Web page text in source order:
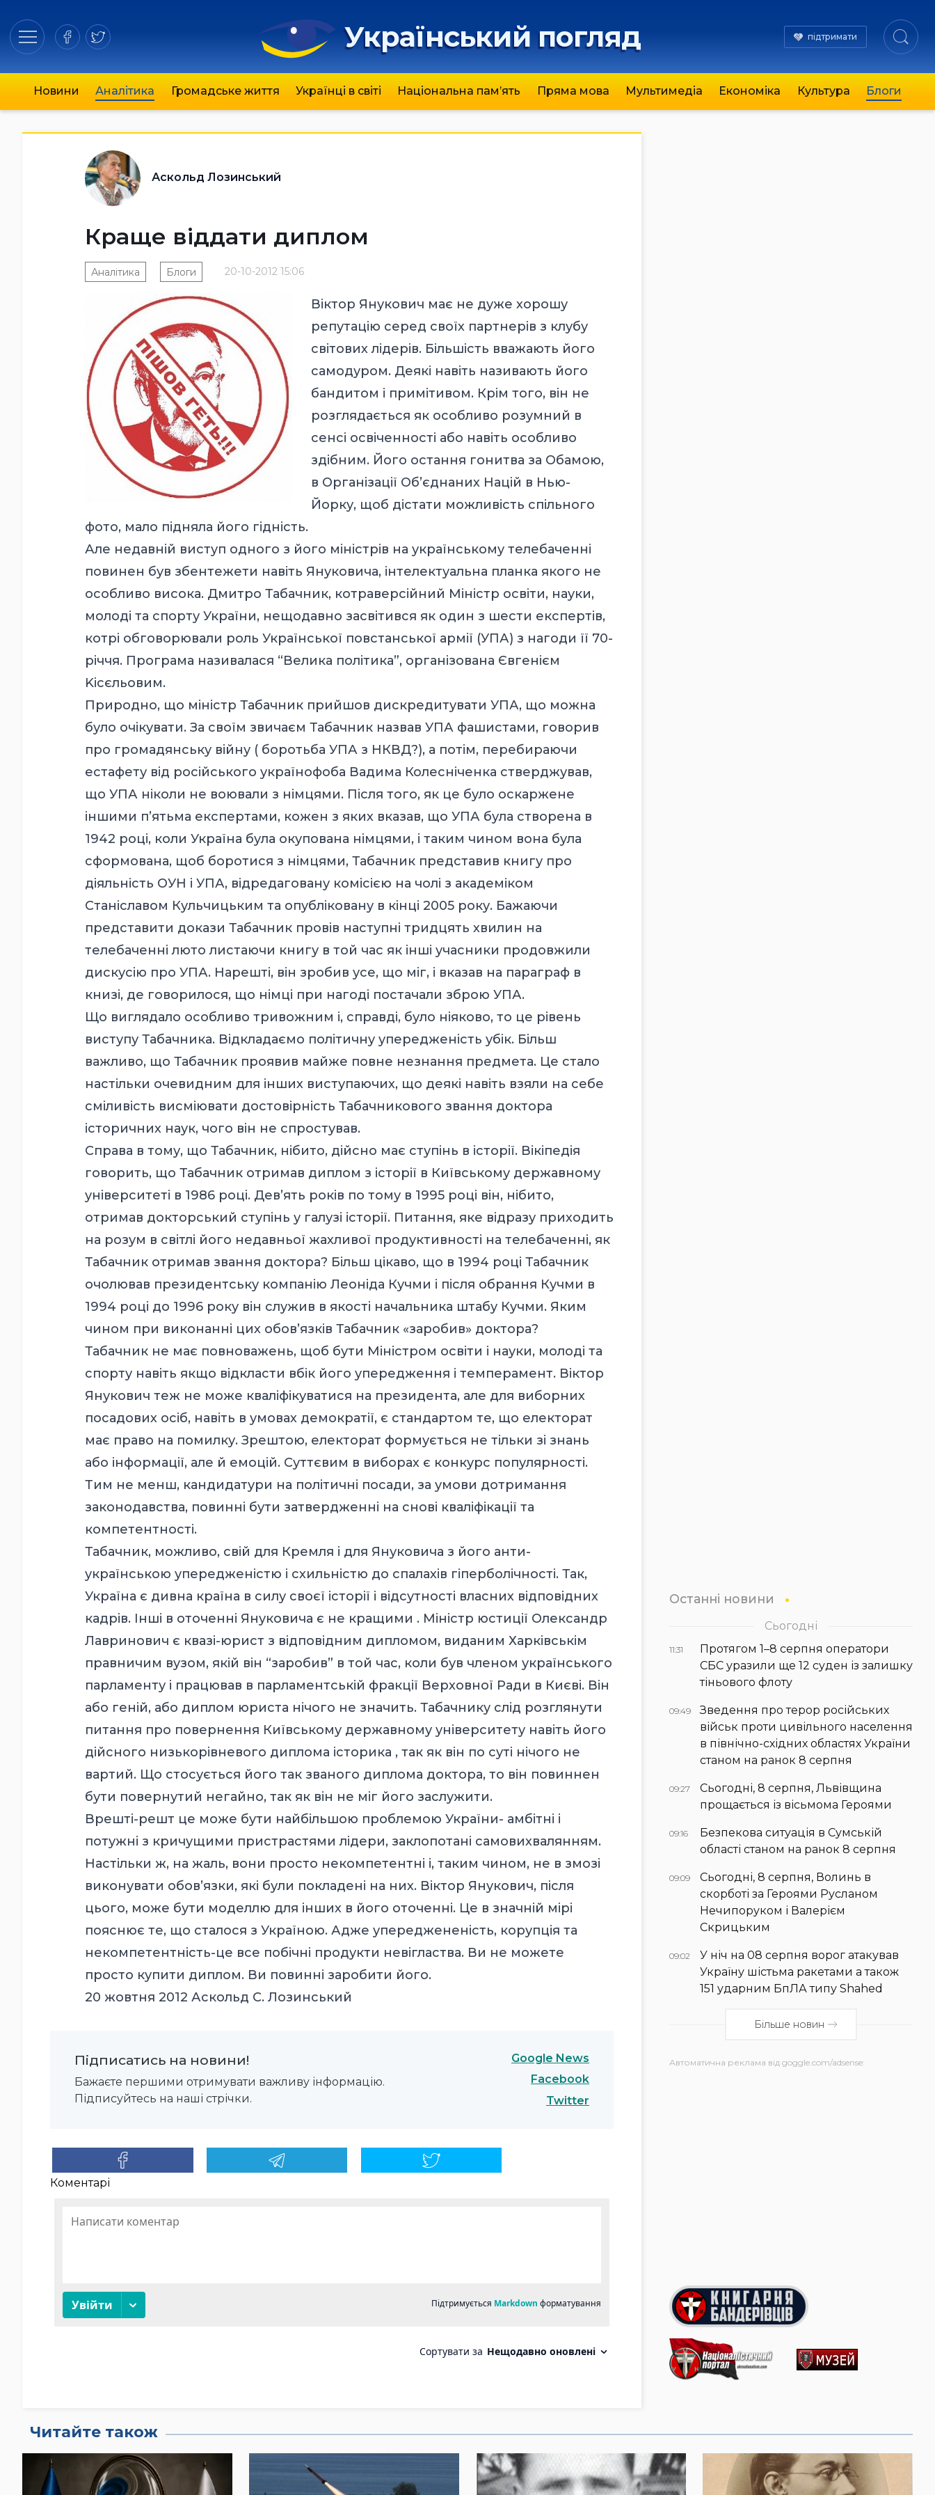
Український погляд підтримати
Новини Аналітика Громадське життя Українці в світі Національна пам’ять Пряма мова Мультимедіа Економіка Культура Блоги
Аскольд Лозинський
Краще віддати диплом
20-10-2012 15:06
Аналітика Блоги
Віктор Янукович має не дуже хорошу
репутацію серед своїх партнерів з клубу
світових лідерів. Більшість вважають його
самодуром. Деякі навіть називають його
бандитом і примітивом. Крім того, він не
розглядається як особливо розумний в
сенсі освіченності або навіть особливо
здібним. Його остання гонитва за Обамою,
в Організації Об’єднаних Націй в Нью-
Йорку, щоб дістати можливість спільного
фото, мало підняла його гідність.
Але недавній виступ одного з його міністрів на українському телебаченні
повинен був збентежети навіть Януковича, інтелектуальна планка якого не
особливо висока. Дмитро Табачник, котраверсійний Міністр освіти, науки,
молоді та спорту України, нещодавно засвітився як один з шести експертів,
котрі обговорювали роль Української повстанської армії (УПА) з нагоди її 70-
річчя. Програма називалася “Велика політика”, організована Євгенієм
Kісєльовим.
Природно, що міністр Табачник прийшов дискредитувати УПА, що можна
було очікувати. За своїм звичаєм Табачник назвав УПА фашистами, говорив
про громадянську війну ( боротьба УПА з НКВД?), а потім, перебираючи
естафету від російського українофоба Вадима Колесніченка стверджував,
що УПА ніколи не воювали з німцями. Після того, як це було оскаржене
іншими п’ятьма експертами, кожен з яких вказав, що УПА була створена в
1942 році, коли Україна була окупована німцями, і таким чином вона була
сформована, щоб боротися з німцями, Табачник представив книгу про
діяльність ОУН і УПА, відредаговану комісією на чолі з академіком
Станіславом Кульчицьким та опубліковану в кінці 2005 року. Бажаючи
представити докази Табачник провів наступні тридцять хвилин на
телебаченні люто листаючи книгу в той час як інші учасники продовжили
дискусію про УПА. Нарешті, він зробив усе, що міг, і вказав на параграф в
книзі, де говорилося, що німці при нагоді постачали зброю УПА.
Що виглядало особливо тривожним і, справді, було ніяково, то це рівень
виступу Табачника. Відкладаємо політичну упередженість убік. Більш
важливо, що Табачник проявив майже повне незнання предмета. Це стало
настільки очевидним для інших виступаючих, що деякі навіть взяли на себе
сміливість висміювати достовірність Табачникового звання доктора
історичних наук, чого він не спростував.
Справа в тому, що Табачник, нібито, дійсно має ступінь в історії. Вікіпедія
говорить, що Табачник отримав диплом з історії в Київському державному
університеті в 1986 році. Дев’ять років по тому в 1995 році він, нібито,
отримав докторський ступінь у галузі історії. Питання, яке відразу приходить
на розум в світлі його недавньої жахливої продуктивності на телебаченні, як
Табачник отримав звання доктора? Більш цікаво, що в 1994 році Табачник
очолював президентську компанію Леоніда Кучми і після обрання Кучми в
1994 році до 1996 року він служив в якості начальника штабу Кучми. Яким
чином при виконанні цих обов’язків Табачник «заробив» доктора?
Табачник не має повноважень, щоб бути Міністром освіти і науки, молоді та
спорту навіть якщо відкласти вбік його упередження і темперамент. Віктор
Янукович теж не може кваліфікуватися на президента, але для виборних
посадових осіб, навіть в умовах демократії, є стандартом те, що електорат
має право на помилку. Зрештою, електорат формується не тільки зі знань
або інформації, але й емоцій. Суттєвим в виборах є конкурс популярності.
Тим не менш, кандидатури на політичні посади, за умови дотримання
законодавства, повинні бути затвердженні на снові кваліфікації та
компетентності.
Табачник, можливо, свій для Кремля і для Януковича з його анти-
українською упередженістю і схильністю до спалахів гіперболічності. Так,
Україна є дивна країна в силу своєї історії і відсутності власних відповідних
кадрів. Інші в оточенні Януковича є не кращими . Міністр юстиції Олександр
Лавринович є квазі-юрист з відповідним дипломом, виданим Харківськім
правничим вузом, якій він “заробив” в той час, коли був членом українського
парламенту і працював в парламентській фракції Верховної Ради в Києві. Він
або геній, або диплом юриста нічого не значить. Табачнику слід розглянути
питання про повернення Київському державному університету навіть його
дійсного низькорівневого диплома історика , так як він по суті нічого не
вартий. Що стосується його так званого диплома доктора, то він повиннен
бути повернутий негайно, так як він не міг його заслужити.
Врешті-решт це може бути найбільшою проблемою України- амбітні і
потужні з кричущими пристрастями лідери, заклопотані самовихвалянням.
Настільки ж, на жаль, вони просто некомпетентні і, таким чином, не в змозі
виконувати обов’язки, які були покладені на них. Віктор Янукович, після
цього, може бути моделлю для інших в його оточенні. Це в значній мірі
пояснює те, що сталося з Україною. Адже упереджененість, корупція та
некомпетентність-це все побічні продукти невігластва. Ви не можете
просто купити диплом. Ви повинні заробити його.
20 жовтня 2012 Аскольд С. Лозинський
Підписатись на новини!
Бажаєте першими отримувати важливу інформацію.
Підписуйтесь на наші стрічки.
Google News
Facebook
Twitter
Коментарі
Останні новини
Сьогодні
11:31
Протягом 1–8 серпня оператори
СБС уразили ще 12 суден із залишку
тіньового флоту
09:49
Зведення про терор російських
військ проти цивільного населення
в північно-східних областях України
станом на ранок 8 серпня
09:27
Сьогодні, 8 серпня, Львівщина
прощається із вісьмома Героями
09:16
Безпекова ситуація в Сумській
області станом на ранок 8 серпня
09:09
Сьогодні, 8 серпня, Волинь в
скорботі за Героями Русланом
Нечипоруком і Валерієм
Скрицьким
09:02
У ніч на 08 серпня ворог атакував
Україну шістьма ракетами а також
151 ударним БпЛА типу Shahed
Більше новин
Автоматична реклама від goggle.com/adsense:
Читайте також